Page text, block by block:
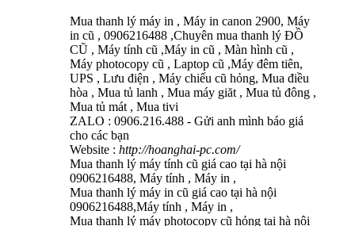
Mua thanh lý máy in , Máy in canon 2900, Máy
in cũ , 0906216488 ,Chuyên mua thanh lý ĐỒ
CŨ , Máy tính cũ ,Máy in cũ , Màn hình cũ ,
Máy photocopy cũ , Laptop cũ ,Máy đêm tiên,
UPS , Lưu điện , Máy chiếu cũ hỏng, Mua điều
hòa , Mua tủ lanh , Mua máy giăt , Mua tủ đông ,
Mua tủ mát , Mua tivi
ZALO : 0906.216.488 - Gửi anh mình báo giá
cho các bạn
Website : http://hoanghai-pc.com/
Mua thanh lý máy tính cũ giá cao tại hà nội
0906216488, Máy tính , Máy in ,
Mua thanh lý máy in cũ giá cao tại hà nội
0906216488,Máy tính , Máy in ,
Mua thanh lý máy photocopy cũ hỏng tại hà nội